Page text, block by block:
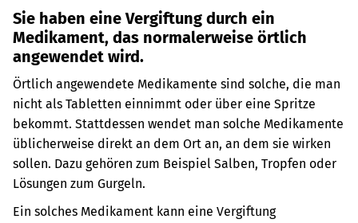
Sie haben eine Vergiftung durch ein
Medikament, das normalerweise örtlich
angewendet wird.
Örtlich angewendete Medikamente sind solche, die man
nicht als Tabletten einnimmt oder über eine Spritze
bekommt. Stattdessen wendet man solche Medikamente
üblicherweise direkt an dem Ort an, an dem sie wirken
sollen. Dazu gehören zum Beispiel Salben, Tropfen oder
Lösungen zum Gurgeln.
Ein solches Medikament kann eine Vergiftung